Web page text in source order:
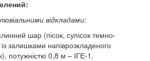
відкладами:
шар (пісок, супісок темно-
із залишками напіврозкладеного
потужністю 0,8 м – ІГЕ-1.